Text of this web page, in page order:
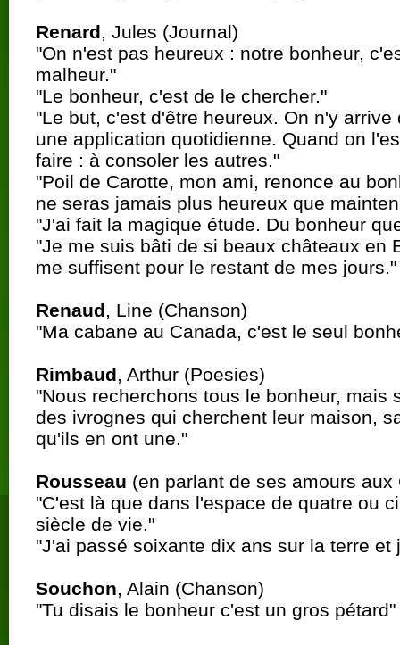
Renard, Jules (Journal)
"On n'est pas heureux : notre bonheur,
malheur."
"Le bonheur, c'est de le chercher."
"Le but, c'est d'être heureux. On n'y
une application quotidienne. Quand on
faire : à consoler les autres."
"Poil de Carotte, mon ami, renonce au
ne seras jamais plus heureux que
"J'ai fait la magique étude. Du bonheur
"Je me suis bâti de si beaux châteaux en
me suffisent pour le restant de mes jours."
Renaud, Line (Chanson)
"Ma cabane au Canada, c'est le seul
Rimbaud, Arthur (Poesies)
"Nous recherchons tous le bonheur, mais
des ivrognes qui cherchent leur maison,
qu'ils en ont une."
Rousseau (en parlant de ses amours aux
"C'est là que dans l'espace de quatre ou
siècle de vie."
"J'ai passé soixante dix ans sur la terre et
Souchon, Alain (Chanson)
"Tu disais le bonheur c'est un gros pétard"